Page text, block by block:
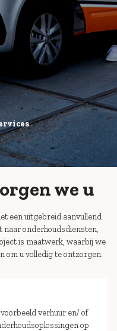
we u
een uitgebreid aanvullend
naar onderhoudsdiensten,
is maatwerk, waarbij we
om u volledig te ontzorgen.
verhuur en/ of
op